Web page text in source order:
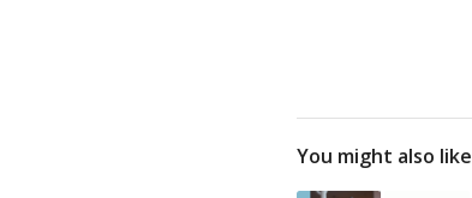
You might also like